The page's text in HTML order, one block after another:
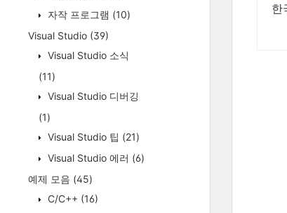
자작 프로그램 (10)
Visual Studio (39)
Visual Studio 소식
(11)
Visual Studio 디버깅
(1)
Visual Studio 팁 (21)
Visual Studio 에러 (6)
예제 모음 (45)
C/C++ (16)
한